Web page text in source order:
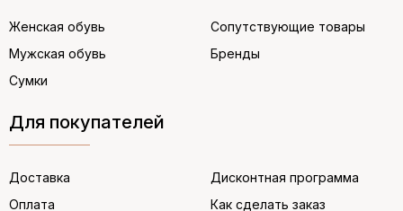
Женская обувь
Мужская обувь
Сумки
Сопутствующие товары
Бренды
Для покупателей
Доставка
Оплата
Дисконтная программа
Как сделать заказ